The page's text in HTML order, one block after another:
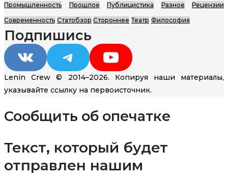
Промышленность
Прошлое Публицистика Разное
Рецензии
Современность Статобзор Стороннее Театр Философия
Подпишись
VK TelegramYouTube
Lenin Crew © 2014–2026. Копируя наши материалы,
указывайте ссылку на первоисточник.
Сообщить об опечатке
Текст, который будет
отправлен нашим